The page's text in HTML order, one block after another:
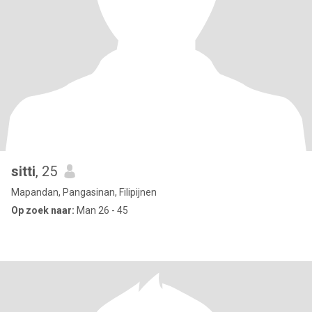
sitti, 25
Mapandan, Pangasinan, Filipijnen
Op zoek naar: Man 26 - 45